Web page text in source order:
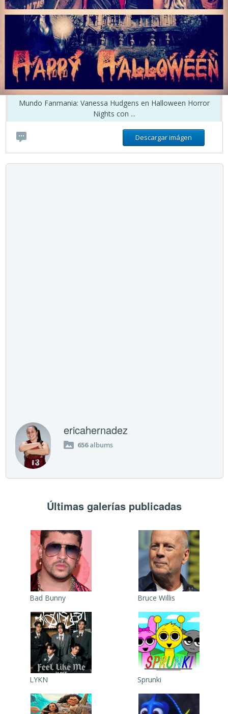
Mundo Fanmania: Vanessa Hudgens en Halloween Horror
Nights con ...
Descargar imágen
ericahernadez
656albums
Últimas galerías publicadas
Bad Bunny Bruce Willis
LYKN Sprunki